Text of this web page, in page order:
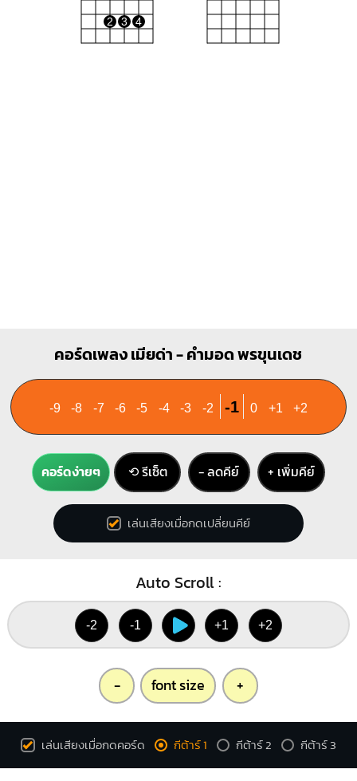
2 3 4
คอร์ดเพลง เมียด่า - คำมอด พรขุนเดช
-9 -8 -7 -6 -5 -4 -3 -2 -1 0 +1 +2
คอร์ดง่ายๆ ⟲ รีเซ็ต − ลดคีย์ + เพิ่มคีย์
เล่นเสียงเมื่อกดเปลี่ยนคีย์
Auto Scroll :
-2 -1 +1 +2
- font size +
เล่นเสียงเมื่อกดคอร์ด กีต้าร์ 1 กีต้าร์ 2 กีต้าร์ 3